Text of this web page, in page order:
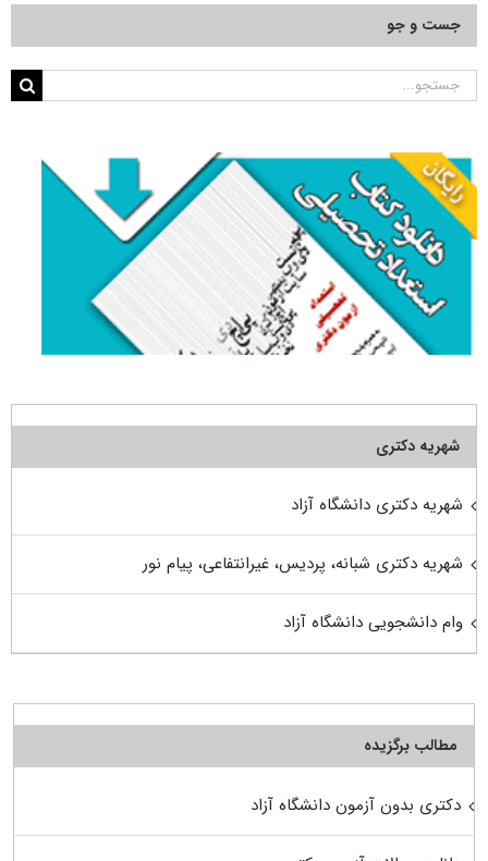
جست و جو
جستجو
شهریه دکتری
شهریه دکتری دانشگاه آزاد
شهریه دکتری شبانه، پردیس، غیرانتفاعی، پیام نور
وام دانشجویی دانشگاه آزاد
مطالب برگزیده
دکتری بدون آزمون دانشگاه آزاد